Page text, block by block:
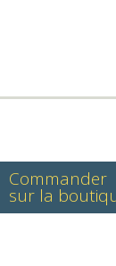
Commander
sur la